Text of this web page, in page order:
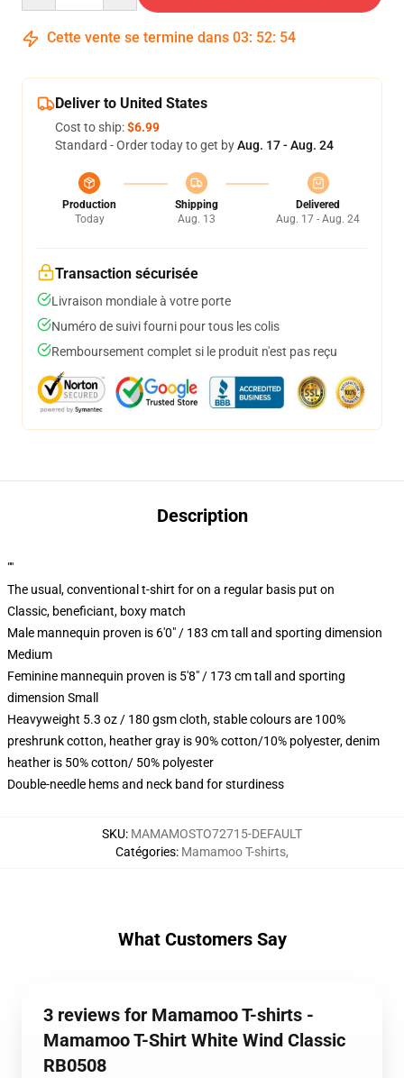
Cette vente se termine dans 03: 52: 53
Deliver to United States
Cost to ship:$6.99
Standard - Order today to get byAug. 17 - Aug. 24
Production
Today
Shipping
Aug. 13
Delivered
Aug. 17 - Aug. 24
Transaction sécurisée
Livraison mondiale à votre porte
Numéro de suivi fourni pour tous les colis
Remboursement complet si le produit n'est pas reçu
Description
""
The usual, conventional t-shirt for on a regular basis put on
Classic, beneficiant, boxy match
Male mannequin proven is 6'0" / 183 cm tall and sporting dimension
Medium
Feminine mannequin proven is 5'8" / 173 cm tall and sporting
dimension Small
Heavyweight 5.3 oz / 180 gsm cloth, stable colours are 100%
preshrunk cotton, heather gray is 90% cotton/10% polyester, denim
heather is 50% cotton/ 50% polyester
Double-needle hems and neck band for sturdiness
SKU: MAMAMOSTO72715-DEFAULT
Catégories: Mamamoo T-shirts,
What Customers Say
3 reviews for Mamamoo T-shirts -
Mamamoo T-Shirt White Wind Classic
RB0508